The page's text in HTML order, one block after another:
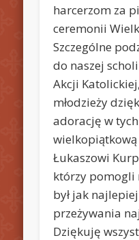
harcerzom za
ceremonii
Szczególne
do naszej
Akcji
młodzieży
adorację w
wielkopiątkową
Łukaszowi
którzy pomogli
był jak
przeżywania
Dziękuję